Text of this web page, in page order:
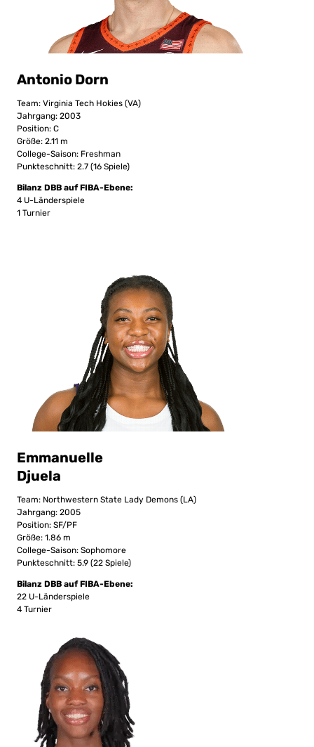
Antonio Dorn
Team: Virginia Tech Hokies (VA)
Jahrgang: 2003
Position: C
Größe: 2.11 m
College-Saison: Freshman
Punkteschnitt: 2.7 (16 Spiele)
Bilanz DBB auf FIBA-Ebene:
4 U-Länderspiele
1 Turnier
Emmanuelle
Djuela
Team: Northwestern State Lady Demons (LA)
Jahrgang: 2005
Position: SF/PF
Größe: 1.86 m
College-Saison: Sophomore
Punkteschnitt: 5.9 (22 Spiele)
Bilanz DBB auf FIBA-Ebene:
22 U-Länderspiele
4 Turnier